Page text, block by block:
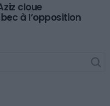
cloue
à l’opposition